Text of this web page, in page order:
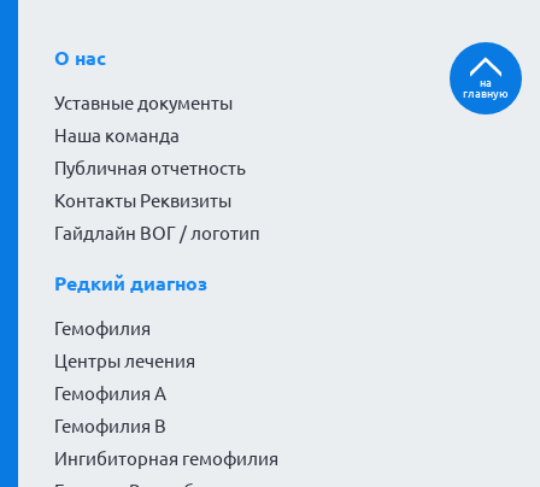
О нас
Уставные документы
Наша команда
Публичная отчетность
Контакты Реквизиты
Гайдлайн ВОГ / логотип
Редкий диагноз
Гемофилия
Центры лечения
Гемофилия А
Гемофилия В
Ингибиторная гемофилия
на
главную